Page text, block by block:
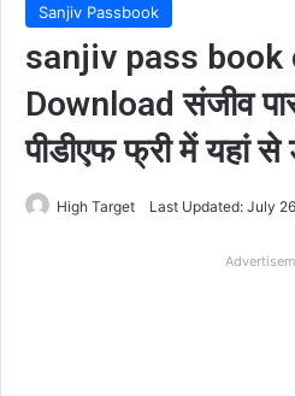
Sanjiv Passbook
sanjiv pass book
Download संजीव
पीडीएफ फ्री में यहां
High Target Last Updated: July